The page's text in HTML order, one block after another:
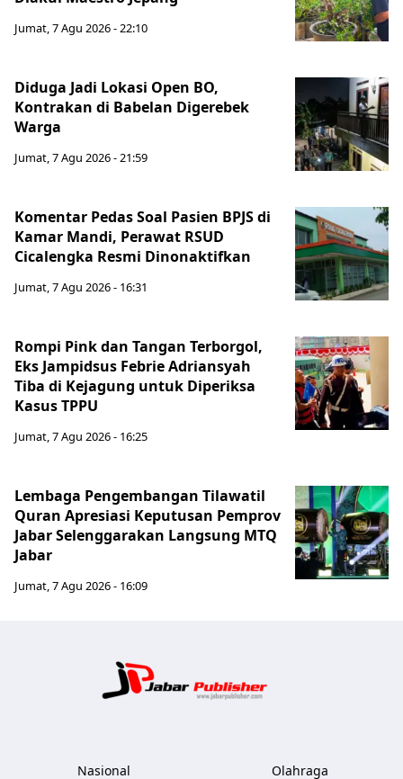
Jumat, 7 Agu 2026 - 22:10
Diduga Jadi Lokasi Open BO,
Kontrakan di Babelan Digerebek
Warga
Jumat, 7 Agu 2026 - 21:59
Komentar Pedas Soal Pasien BPJS di
Kamar Mandi, Perawat RSUD
Cicalengka Resmi Dinonaktifkan
Jumat, 7 Agu 2026 - 16:31
Rompi Pink dan Tangan Terborgol,
Eks Jampidsus Febrie Adriansyah
Tiba di Kejagung untuk Diperiksa
Kasus TPPU
Jumat, 7 Agu 2026 - 16:25
Lembaga Pengembangan Tilawatil
Quran Apresiasi Keputusan Pemprov
Jabar Selenggarakan Langsung MTQ
Jabar
Jumat, 7 Agu 2026 - 16:09
Nasional Olahraga